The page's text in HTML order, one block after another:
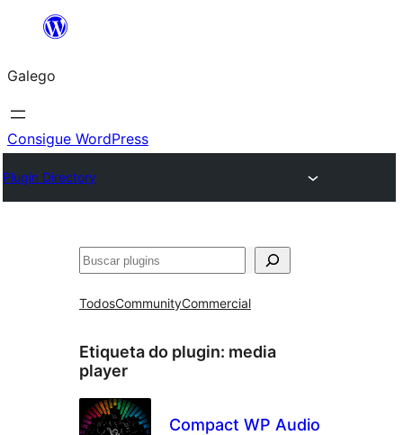
Saltar
contido
Galego
Consigue WordPress
Plugin Directory
Buscar
TodosCommunityCommercial
Etiqueta do plugin: media
player
Compact WP Audio